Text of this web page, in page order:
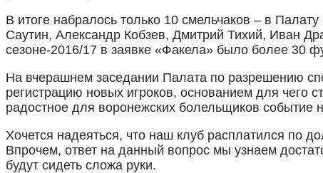
В итоге набралось только 10 смельчаков – в
Саутин, Александр Кобзев, Дмитрий Тихий, Иван
сезоне-2016/17 в заявке «Факела» было более 30
На вчерашнем заседании Палата по разрешению
регистрацию новых игроков, основанием для
радостное для воронежских болельщиков событие
Хочется надеяться, что наш клуб расплатился по
Впрочем, ответ на данный вопрос мы узнаем
будут сидеть сложа руки.